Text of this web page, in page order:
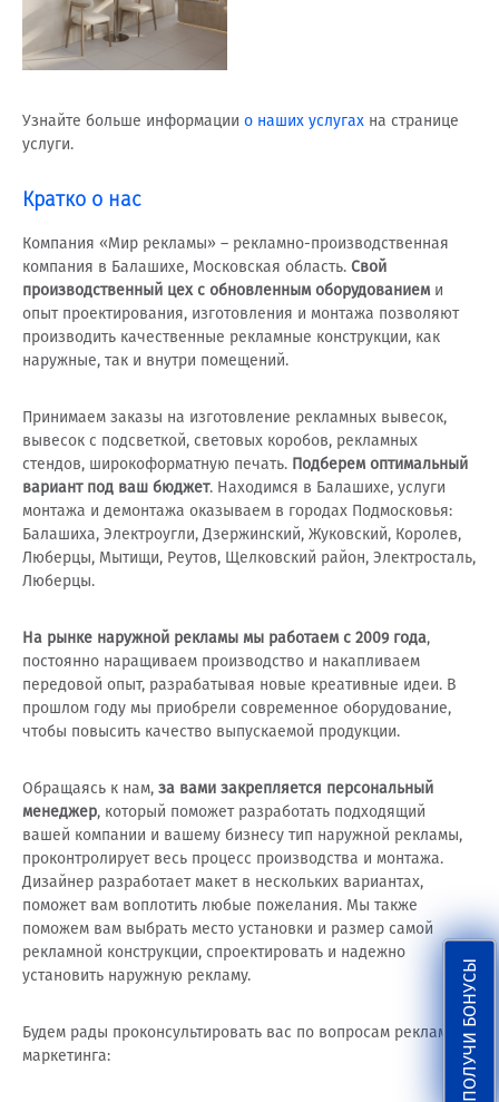
Узнайте больше информации о наших услугах на странице
услуги.
Кратко о нас
Компания «Мир рекламы» – рекламно-производственная
компания в Балашихе, Московская область. Свой
производственный цех с обновленным оборудованием и
опыт проектирования, изготовления и монтажа позволяют
производить качественные рекламные конструкции, как
наружные, так и внутри помещений.
Принимаем заказы на изготовление рекламных вывесок,
вывесок с подсветкой, световых коробов, рекламных
стендов, широкоформатную печать. Подберем оптимальный
вариант под ваш бюджет. Находимся в Балашихе, услуги
монтажа и демонтажа оказываем в городах Подмосковья:
Балашиха, Электроугли, Дзержинский, Жуковский, Королев,
Люберцы, Мытищи, Реутов, Щелковский район, Электросталь,
Люберцы.
На рынке наружной рекламы мы работаем с 2009 года,
постоянно наращиваем производство и накапливаем
передовой опыт, разрабатывая новые креативные идеи. В
прошлом году мы приобрели современное оборудование,
чтобы повысить качество выпускаемой продукции.
Обращаясь к нам, за вами закрепляется персональный
менеджер, который поможет разработать подходящий
вашей компании и вашему бизнесу тип наружной рекламы,
проконтролирует весь процесс производства и монтажа.
Дизайнер разработает макет в нескольких вариантах,
поможет вам воплотить любые пожелания. Мы также
поможем вам выбрать место установки и размер самой
рекламной конструкции, спроектировать и надежно
установить наружную рекламу.
Будем рады проконсультировать вас по вопросам рекламы и
маркетинга:
ПОЛУЧИ БОНУСЫ